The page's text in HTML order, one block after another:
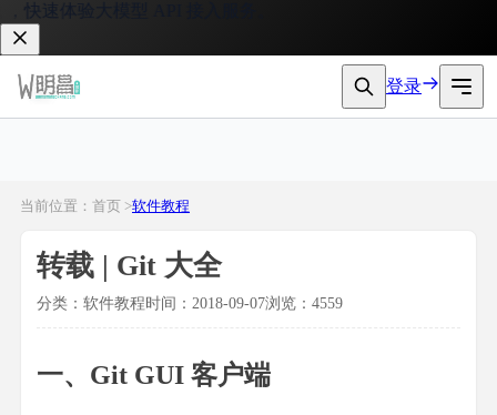
验大模型 API 接入服务。
登录
当前位置：首页 >软件教程
转载 | Git 大全
分类：软件教程时间：2018-09-07浏览：4559
一、Git GUI 客户端